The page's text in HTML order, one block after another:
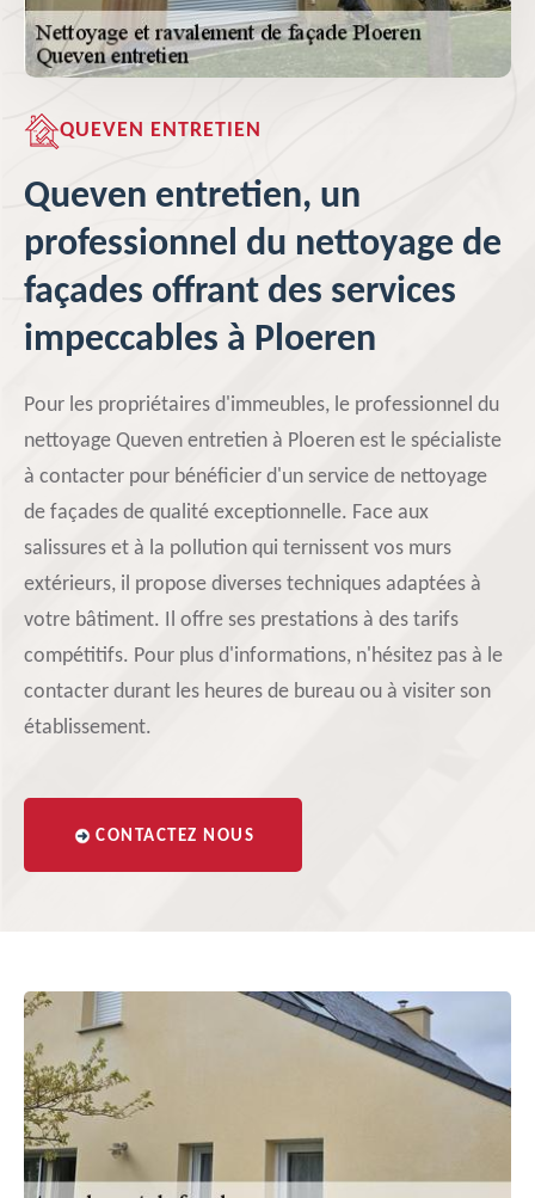
QUEVEN ENTRETIEN
Queven entretien, un
professionnel du nettoyage de
façades offrant des services
impeccables à Ploeren
Pour les propriétaires d'immeubles, le professionnel du
nettoyage Queven entretien à Ploeren est le spécialiste
à contacter pour bénéficier d'un service de nettoyage
de façades de qualité exceptionnelle. Face aux
salissures et à la pollution qui ternissent vos murs
extérieurs, il propose diverses techniques adaptées à
votre bâtiment. Il offre ses prestations à des tarifs
compétitifs. Pour plus d'informations, n'hésitez pas à le
contacter durant les heures de bureau ou à visiter son
établissement.
CONTACTEZ NOUS